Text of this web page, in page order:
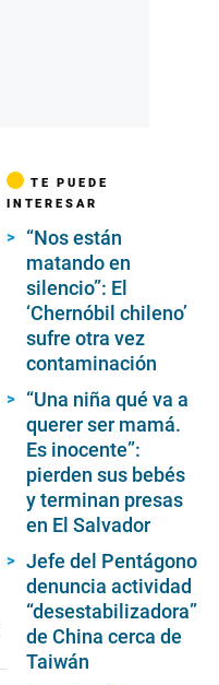
TE PUEDE
INTERESAR
“Nos están
matando en
silencio”: El
‘Chernóbil chileno’
sufre otra vez
contaminación
“Una niña qué va a
querer ser mamá.
Es inocente”:
pierden sus bebés
y terminan presas
en El Salvador
Jefe del Pentágono
denuncia actividad
“desestabilizadora”
de China cerca de
Taiwán